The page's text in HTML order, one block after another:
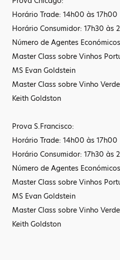
Horário Trade: 14h00 às 17h00
Horário Consumidor: 17h30 às
Número de Agentes
Master Class sobre Vinhos
MS Evan Goldstein
Master Class sobre Vinho
Keith Goldston
Prova S.Francisco:
Horário Trade: 14h00 às 17h00
Horário Consumidor: 17h30 às
Número de Agentes
Master Class sobre Vinhos
MS Evan Goldstein
Master Class sobre Vinho
Keith Goldston